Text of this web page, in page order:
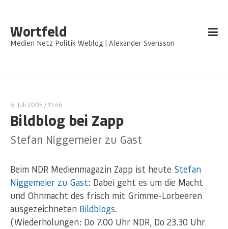
Wortfeld
Medien Netz Politik Weblog | Alexander Svensson
6. Juli 2005 / 11:46
Bildblog bei Zapp
Stefan Niggemeier zu Gast
Beim NDR Medienmagazin Zapp ist heute Stefan
Niggemeier zu Gast: Dabei geht es um die Macht
und Ohnmacht des frisch mit Grimme-Lorbeeren
ausgezeichneten Bildblogs.
(Wiederholungen: Do 7.00 Uhr NDR, Do 23.30 Uhr